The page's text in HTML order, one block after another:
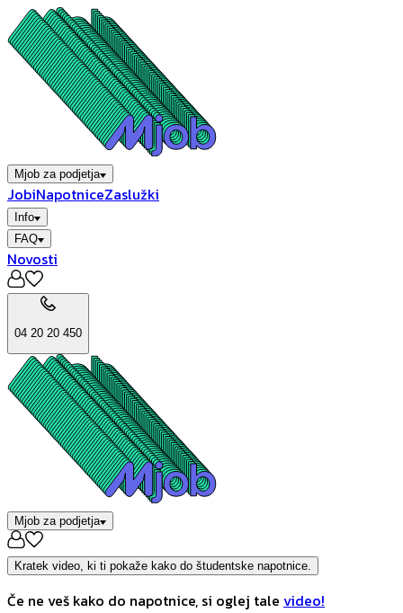
Mjob za podjetja
JobiNapotniceZaslužki
Info
FAQ
Novosti
04 20 20 450
Mjob za podjetja
Kratek video, ki ti pokaže kako do študentske napotnice.
Če ne veš kako do napotnice, si oglej tale video!